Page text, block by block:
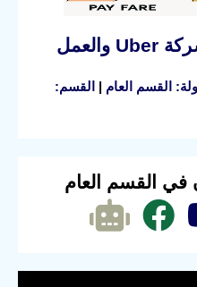
كيفية التسجيل في شركة Uber والعمل
القسم العام | القسم:
في القسم العام